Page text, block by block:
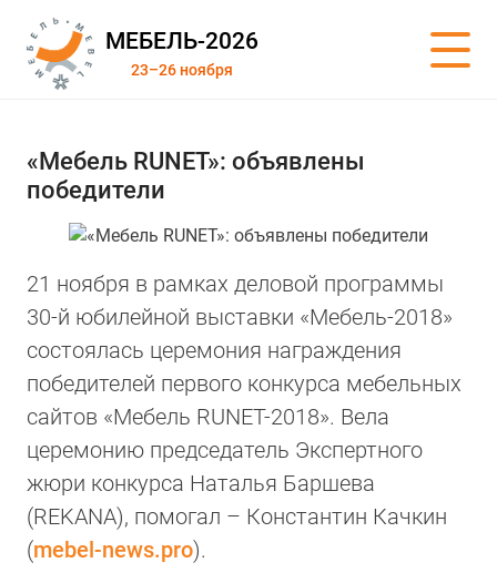
МЕБЕЛЬ-2026
23–26 ноября
«Мебель RUNET»: объявлены
победители
21 ноября в рамках деловой программы
30-й юбилейной выставки «Мебель-2018»
состоялась церемония награждения
победителей первого конкурса мебельных
сайтов «Мебель RUNET-2018». Вела
церемонию председатель Экспертного
жюри конкурса Наталья Баршева
(REKANA), помогал – Константин Качкин
(mebel-news.pro).